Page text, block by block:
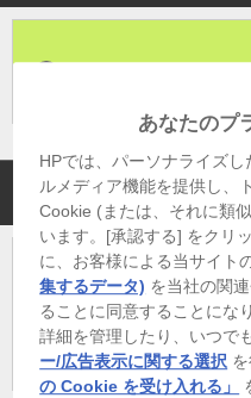
グラフィックス
インテルプロセッサー
RTX PRO 4000 Blackwell
認証有)[標準]
あなたのプ
HPでは、パーソナライズ
ルメディア機能を提供し、
Cookie (または、それに類
います。[承認する] をクリ
に、お客様による当サイト
集するデータ) を当社の関
ることに同意することにな
詳細を管理したり、いつで
ー/広告表示に関する選択
の Cookie を受け入れる」